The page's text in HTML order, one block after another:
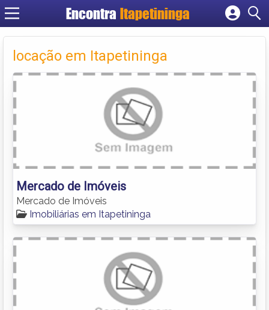
Encontra Itapetininga
Cadastrar empresa
Criar conta
locação em Itapetininga
Mercado de Imóveis
Mercado de Imóveis
Imobiliárias em Itapetininga